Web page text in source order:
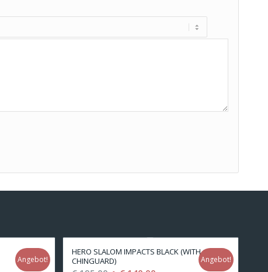
Angebot!
HERO SLALOM IMPACTS BLACK (WITH
CHINGUARD)
Angebot!